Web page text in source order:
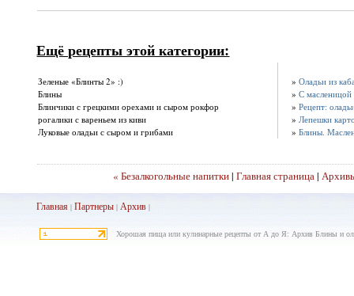
Ещё рецепты этой категории:
Зеленые «Блинты 2» :)
Блины
Блинчики с грецкими орехами и сыром рокфор
рогалики с вареньем из киви
Луковые оладьи с сыром и грибами
»Оладьи из
»С масленицой
»Рецепт:
»Лепешки
»Блины.
« Безалкогольные напитки|Главная страница|
Главная |Партнеры |Архив |
Хорошая пища или кулинарные рецепты от А до Я: Архив Блины и